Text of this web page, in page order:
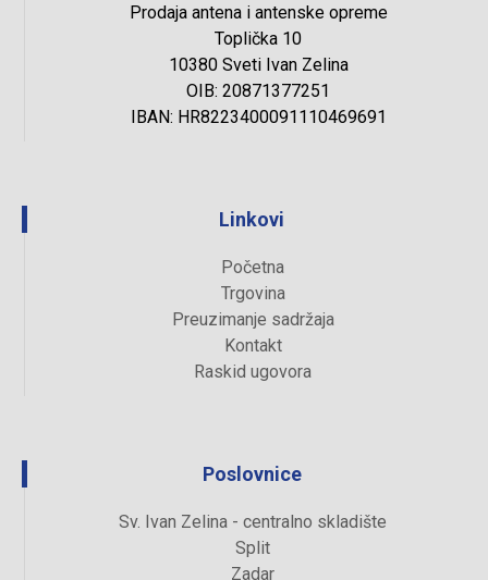
Prodaja antena i antenske opreme
Toplička 10
10380 Sveti Ivan Zelina
OIB: 20871377251
IBAN: HR8223400091110469691
Linkovi
Početna
Trgovina
Preuzimanje sadržaja
Kontakt
Raskid ugovora
Poslovnice
Sv. Ivan Zelina - centralno skladište
Split
Zadar